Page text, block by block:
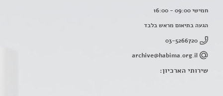
חמישי 09:00 - 16:00
הגעה בתיאום מראש בלבד
03-5266720
archive@habima.org.il
שירותי הארכיון: